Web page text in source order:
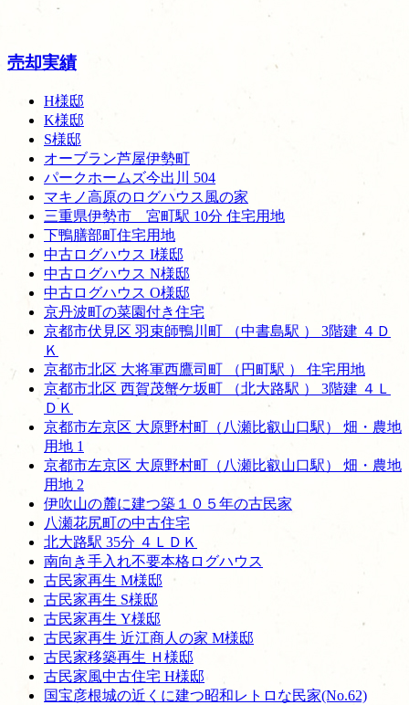
売却実績
H様邸
K様邸
S様邸
オーブラン芦屋伊勢町
パークホームズ今出川 504
マキノ高原のログハウス風の家
三重県伊勢市 宮町駅 10分 住宅用地
下鴨膳部町住宅用地
中古ログハウス I様邸
中古ログハウス N様邸
中古ログハウス O様邸
京丹波町の菜園付き住宅
京都市伏見区 羽束師鴨川町 （中書島駅 ） 3階建 ４Ｄ
Ｋ
京都市北区 大将軍西鷹司町 （円町駅 ） 住宅用地
京都市北区 西賀茂蟹ケ坂町 （北大路駅 ） 3階建 ４Ｌ
ＤＫ
京都市左京区 大原野村町（八瀬比叡山口駅） 畑・農地
用地 1
京都市左京区 大原野村町（八瀬比叡山口駅） 畑・農地
用地 2
伊吹山の麓に建つ築１０５年の古民家
八瀬花尻町の中古住宅
北大路駅 35分 ４ＬＤＫ
南向き手入れ不要本格ログハウス
古民家再生 M様邸
古民家再生 S様邸
古民家再生 Y様邸
古民家再生 近江商人の家 M様邸
古民家移築再生 Ｈ様邸
古民家風中古住宅 H様邸
国宝彦根城の近くに建つ昭和レトロな民家(No.62)